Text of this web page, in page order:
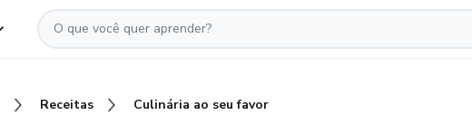
Receitas Culinária ao seu favor